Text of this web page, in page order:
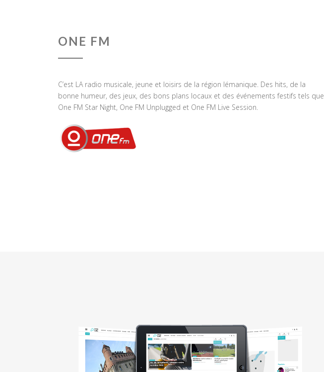
ONE FM
C’est LA radio musicale, jeune et loisirs de la région lémanique. Des hits, de la
bonne humeur, des jeux, des bons plans locaux et des événements festifs tels que
One FM Star Night, One FM Unplugged et One FM Live Session.